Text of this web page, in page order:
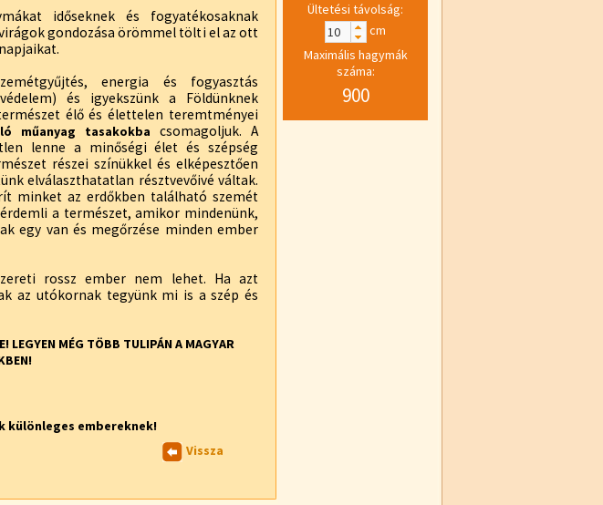
időseknek és fogyatékosaknak
gondozása örömmel tölti el az ott
energia és fogyasztás
és igyekszünk a Földünknek
élő és élettelen teremtményei
műanyag tasakokba csomagoljuk. A
lenne a minőségi élet és szépség
részei színükkel és elképesztően
elválaszthatatlan résztvevőivé váltak.
minket az erdőkben található szemét
a természet, amikor mindenünk,
egy van és megőrzése minden ember
rossz ember nem lehet. Ha azt
az utókornak tegyünk mi is a szép és
LEGYEN MÉG TÖBB TULIPÁN A MAGYAR
különleges embereknek!
Vissza
Ültetési távolság:
cm
Maximális hagymák
száma:
900